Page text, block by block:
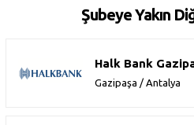
Şubeye Yakın
Halk Bank
Gazipaşa / Antalya